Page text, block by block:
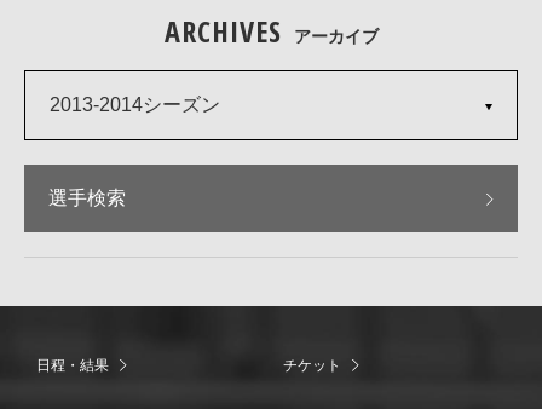
ARCHIVES アーカイブ
2013-2014シーズン
選手検索
日程・結果 チケット